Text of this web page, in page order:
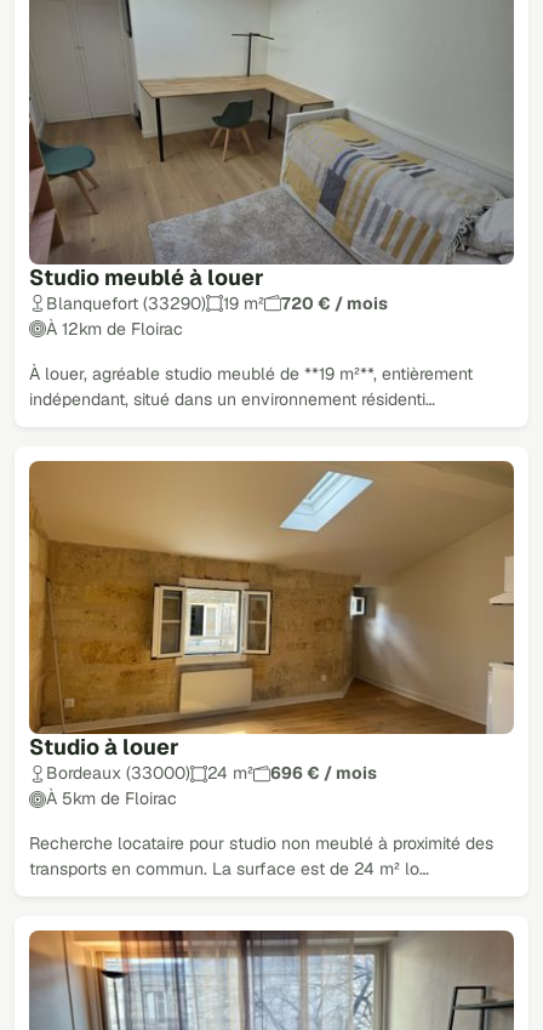
Studio meublé à louer
Blanquefort (33290) 19 m²
720 € / mois
À 12km de Floirac
À louer, agréable studio meublé de **19 m²**, entièrement
indépendant, situé dans un environnement résidenti…
Studio à louer
Bordeaux (33000) 24 m²
696 € / mois
À 5km de Floirac
Recherche locataire pour studio non meublé à proximité des
transports en commun. La surface est de 24 m² lo…